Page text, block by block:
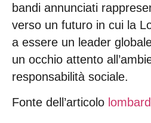
bandi annunciati
verso un futuro in cui la
a essere un leader
un occhio attento
responsabilità sociale.
Fonte dell’articolo